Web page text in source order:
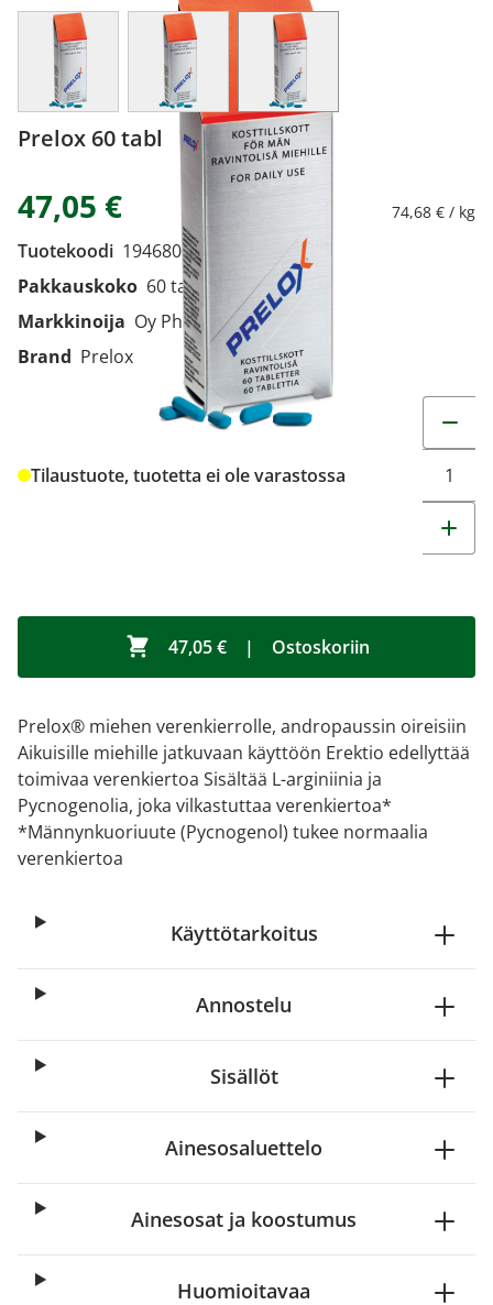
View larger imageView larger imageView larger image
Prelox 60 tabl
47,05 € 74,68 € / kg
Tuotekoodi 1946805
Pakkauskoko 60 tabl
Markkinoija Oy Pharma Nord Ab
Brand Prelox
Tilaustuote, tuotetta ei ole varastossa
47,05 € | Ostoskoriin
Prelox® miehen verenkierrolle, andropaussin oireisiin
Aikuisille miehille jatkuvaan käyttöön Erektio edellyttää
toimivaa verenkiertoa Sisältää L-arginiinia ja
Pycnogenolia, joka vilkastuttaa verenkiertoa*
*Männynkuoriuute (Pycnogenol) tukee normaalia
verenkiertoa
Käyttötarkoitus
Annostelu
Sisällöt
Ainesosaluettelo
Ainesosat ja koostumus
Huomioitavaa